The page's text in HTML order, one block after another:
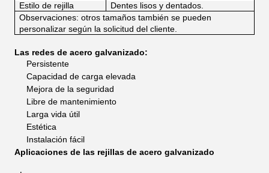
Estilo de rejilla
Dentes lisos y dentados.
Observaciones: otros tamaños también se pueden
personalizar según la solicitud del cliente.
Las redes de acero galvanizado:
Persistente
Capacidad de carga elevada
Mejora de la seguridad
Libre de mantenimiento
Larga vida útil
Estética
Instalación fácil
Aplicaciones de las rejillas de acero galvanizado